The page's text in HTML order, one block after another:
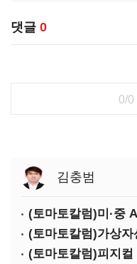
댓글 0
0/0
김충범
(토마토칼럼)미·중
(토마토칼럼)가상
(토마토칼럼)피지컬